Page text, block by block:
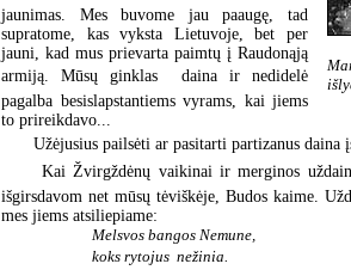
jaunimas. Mes buvome jau paaugę, tad
supratome, kas vyksta Lietuvoje, bet per
jauni, kad mus prievarta paimtų į Raudonąją
armiją. Mūsų ginklas  daina ir nedidelė
pagalba besislapstantiems vyrams, kai jiems
to prireikdavo...
Užėjusius pailsėti ar pasitarti partizanus daina
 Kai Žvirgždėnų vaikinai ir merginos
išgirsdavom net mūsų tėviškėje, Budos kaime.
mes jiems atsiliepiame:
Melsvos bangos Nemune,
koks rytojus  nežinia.